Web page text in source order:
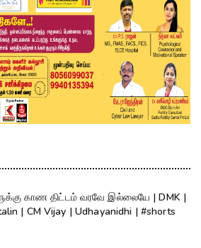
காண திட்டம் வரவே இல்லையே | DMK |
| CM Vijay | Udhayanidhi | #shorts